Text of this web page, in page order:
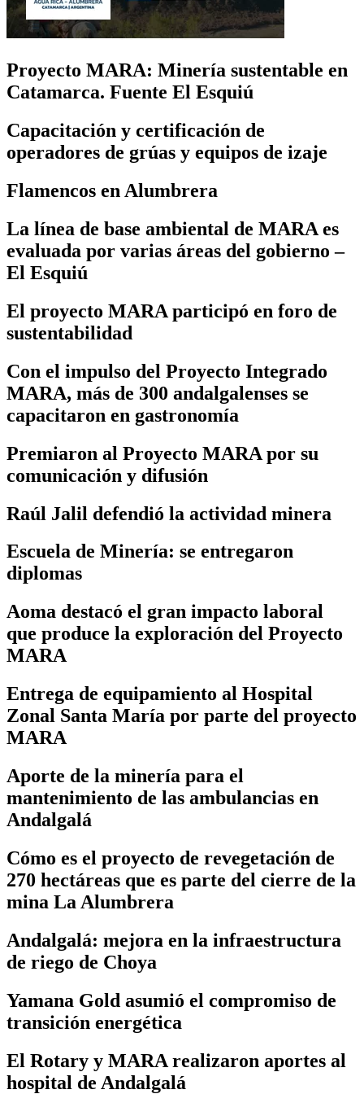
Proyecto MARA: Minería sustentable en
Catamarca. Fuente El Esquiú
Capacitación y certificación de
operadores de grúas y equipos de izaje
Flamencos en Alumbrera
La línea de base ambiental de MARA es
evaluada por varias áreas del gobierno –
El Esquiú
El proyecto MARA participó en foro de
sustentabilidad
Con el impulso del Proyecto Integrado
MARA, más de 300 andalgalenses se
capacitaron en gastronomía
Premiaron al Proyecto MARA por su
comunicación y difusión
Raúl Jalil defendió la actividad minera
Escuela de Minería: se entregaron
diplomas
Aoma destacó el gran impacto laboral
que produce la exploración del Proyecto
MARA
Entrega de equipamiento al Hospital
Zonal Santa María por parte del proyecto
MARA
Aporte de la minería para el
mantenimiento de las ambulancias en
Andalgalá
Cómo es el proyecto de revegetación de
270 hectáreas que es parte del cierre de la
mina La Alumbrera
Andalgalá: mejora en la infraestructura
de riego de Choya
Yamana Gold asumió el compromiso de
transición energética
El Rotary y MARA realizaron aportes al
hospital de Andalgalá